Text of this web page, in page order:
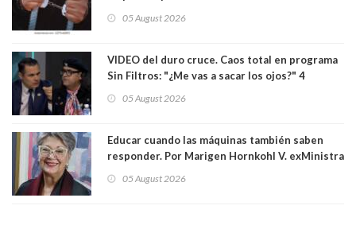
Los persiguió en potente camioneta
05 August 2026
VIDEO del duro cruce. Caos total en programa
Sin Filtros: "¿Me vas a sacar los ojos?" 4
excarabinero que dejó ciego a Gustavo Gatica:
05 August 2026
Educar cuando las máquinas también saben
responder. Por Marigen Hornkohl V. exMinistra
05 August 2026